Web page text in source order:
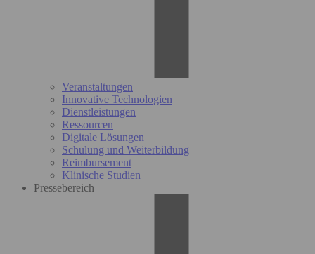
Veranstaltungen
Innovative Technologien
Dienstleistungen
Ressourcen
Digitale Lösungen
Schulung und Weiterbildung
Reimbursement
Klinische Studien
Pressebereich